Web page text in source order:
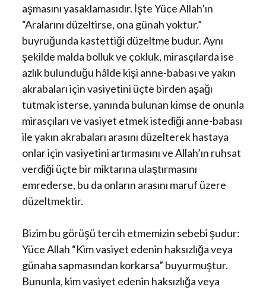
aşmasını yasaklamasıdır. İşte Yüce Allah’ın
“Aralarını düzeltirse, ona günah yoktur.”
buyruğunda kastettiği düzeltme budur. Aynı
şekilde malda bolluk ve çokluk, mirasçılarda ise
azlık bulunduğu hâlde kişi anne-babası ve yakın
akrabaları için vasiyetini üçte birden aşağı
tutmak isterse, yanında bulunan kimse de onunla
mirasçıları ve vasiyet etmek istediği anne-babası
ile yakın akrabaları arasını düzelterek hastaya
onlar için vasiyetini artırmasını ve Allah’ın ruhsat
verdiği üçte bir miktarına ulaştırmasını
emrederse, bu da onların arasını maruf üzere
düzeltmektir.
Bizim bu görüşü tercih etmemizin sebebi şudur:
Yüce Allah “Kim vasiyet edenin haksızlığa veya
günaha sapmasından korkarsa” buyurmuştur.
Bununla, kim vasiyet edenin haksızlığa veya